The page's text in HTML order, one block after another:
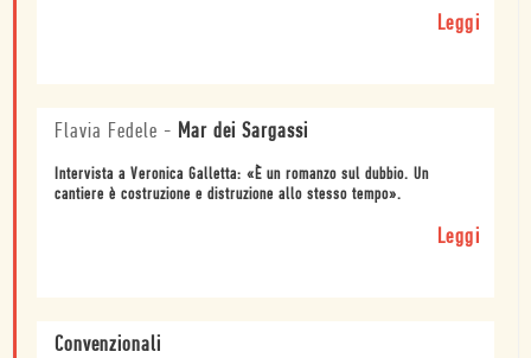
Leggi
Flavia Fedele - Mar dei Sargassi
Intervista a Veronica Galletta: «È un romanzo sul dubbio. Un
cantiere è costruzione e distruzione allo stesso tempo».
Leggi
Convenzionali